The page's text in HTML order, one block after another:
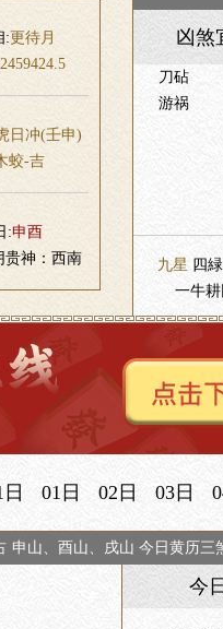
:更待月
2459424.5
日冲(壬申)
蛟-吉
:申酉
神：西南
凶煞
刀砧
游祸
九星 四
一牛
01日 02日 03日
山、酉山、戌山 今日黄历
今